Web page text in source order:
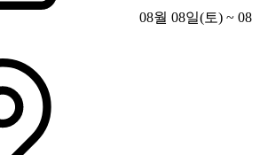
08월 08일(토) ~ 08